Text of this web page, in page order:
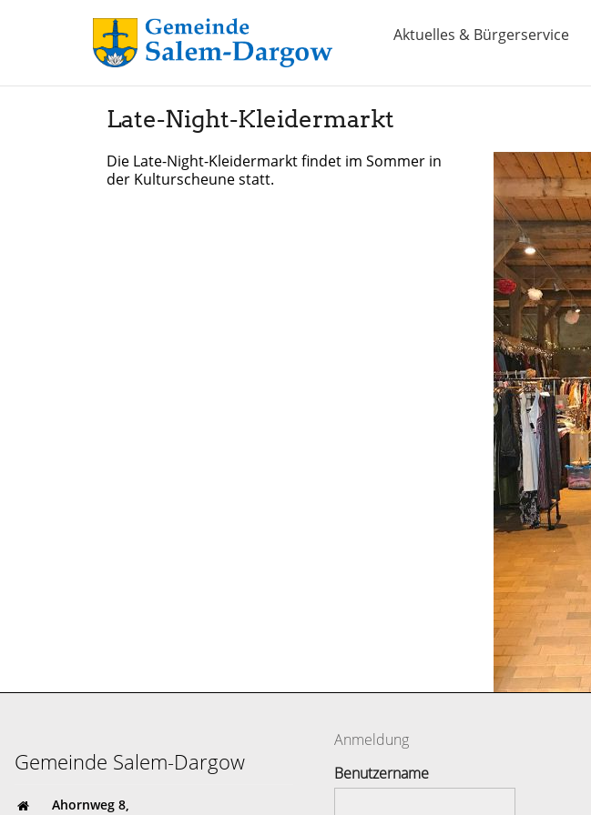
Aktuelles & Bürgerservice
Late-Night-Kleidermarkt
Die Late-Night-Kleidermarkt findet im Sommer in
der Kulturscheune statt.
Gemeinde Salem-Dargow
Ahornweg 8,
Anmeldung
Benutzername